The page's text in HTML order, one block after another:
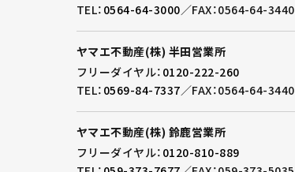
TEL： 0564-64-3000／FAX：0564-64-3440
ヤマエ不動産(株) 半田営業所
フリーダイヤル： 0120-222-260
TEL： 0569-84-7337／FAX：0564-64-3440
ヤマエ不動産(株) 鈴鹿営業所
フリーダイヤル： 0120-810-889